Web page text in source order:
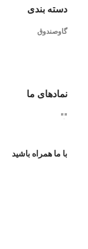
دسته بندی
گاوصندوق
نمادهای ما
"
"
با ما همراه باشید